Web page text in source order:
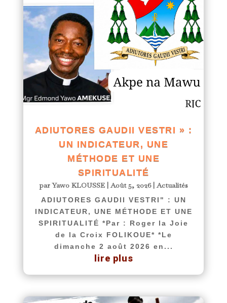
ADIUTORES GAUDII VESTRI » :
UN INDICATEUR, UNE
MÉTHODE ET UNE
SPIRITUALITÉ
parYawo KLOUSSE|Août 5, 2026|Actualités
ADIUTORES GAUDII VESTRI" : UN
INDICATEUR, UNE MÉTHODE ET UNE
SPIRITUALITÉ *Par : Roger la Joie
de la Croix FOLIKOUE* *Le
dimanche 2 août 2026 en...
lire plus